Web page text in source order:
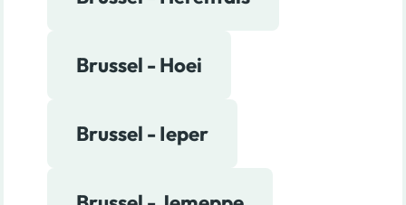
Brussel - Hoei
Brussel - Ieper